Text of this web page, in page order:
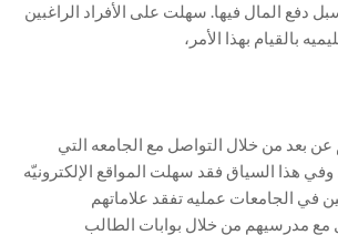
دفع المال فيها. سهلت على الأفراد الراغبين
بالقيام بهذا الأمر،
عن بعد من خلال التواصل مع الجامعه التي
وفي هذا السياق فقد سهلت المواقع الإلكترونيّه
في الجامعات عمليه تفقد علاماتهم
مع مدرسيهم من خلال بوابات الطالب